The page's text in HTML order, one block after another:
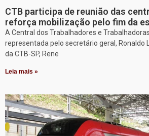
CTB participa de reunião das
reforça mobilização pelo fim da
A Central dos Trabalhadores e
representada pelo secretário geral, Ronaldo
da CTB-SP, Rene
Leia mais »